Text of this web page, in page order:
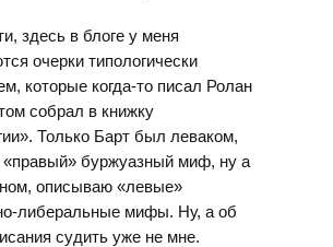
здесь в блоге у меня
очерки типологически
которые когда-то писал Ролан
собрал в книжку
Только Барт был леваком,
буржуазный миф, ну а
описываю «левые»
либеральные мифы. Ну, а об
судить уже не мне.